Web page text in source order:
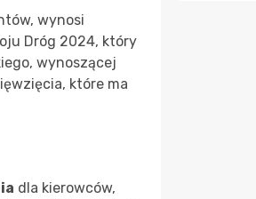
wynosi
Dróg 2024, który
wynoszącej
które ma
dla kierowców,